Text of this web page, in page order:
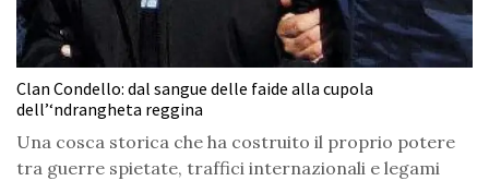
Clan Condello: dal sangue delle faide alla cupola
dell’‘ndrangheta reggina
Una cosca storica che ha costruito il proprio potere
tra guerre spietate, traffici internazionali e legami